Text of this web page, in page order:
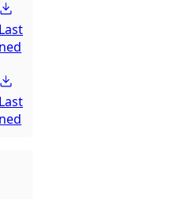
Last
ned
Last
ned